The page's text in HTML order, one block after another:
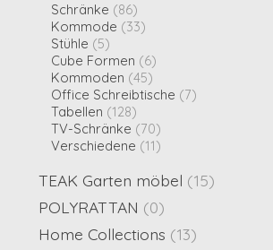
Schränke (86)
Kommode (33)
Stühle (5)
Cube Formen (6)
Kommoden (45)
Office Schreibtische (7)
Tabellen (128)
TV-Schränke (70)
Verschiedene (11)
TEAK Garten möbel (15)
POLYRATTAN (0)
Home Collections (13)